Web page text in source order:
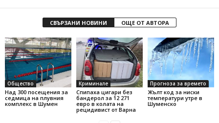
СВЪРЗАНИ НОВИНИ ОЩЕ ОТ АВТОРА
Общество
Над 300 посещения за
седмица на плувния
комплекс в Шумен
Криминале
Спипаха цигари без
бандерол за 12 271
евро в колата на
рецидивист от Варна
Прогноза за времето
Жълт код за ниски
температури утре в
Шуменско